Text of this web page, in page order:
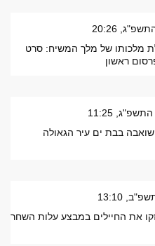
20:26
מלכותו של מלך המשיח: סרט
ראשון
11:25
בבת ים עיר הגאולה
13:10
את החיילים במבצע עלות השחר